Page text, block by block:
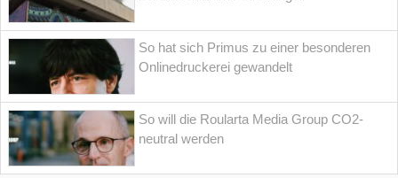
So hat sich Primus zu einer besonderen
Onlinedruckerei gewandelt
So will die Roularta Media Group CO2-
neutral werden